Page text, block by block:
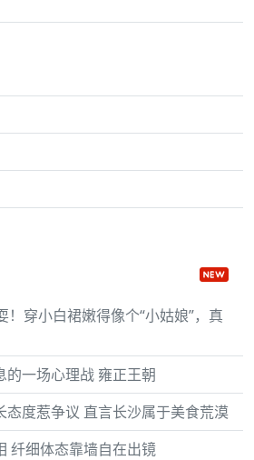
！穿小白裙嫩得像个“小姑娘”，真
的一场心理战 雍正王朝
态度惹争议 直言长沙属于美食荒漠
纤细体态靠墙自在出镜